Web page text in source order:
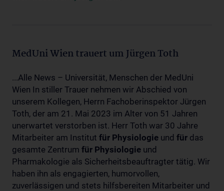
MedUni Wien trauert um Jürgen Toth
...Alle News – Universität, Menschen der MedUni
Wien In stiller Trauer nehmen wir Abschied von
unserem Kollegen, Herrn Fachoberinspektor Jürgen
Toth, der am 21. Mai 2023 im Alter von 51 Jahren
unerwartet verstorben ist. Herr Toth war 30 Jahre
Mitarbeiter am Institut für Physiologie und für das
gesamte Zentrum für Physiologie und
Pharmakologie als Sicherheitsbeauftragter tätig. Wir
haben ihn als engagierten, humorvollen,
zuverlässigen und stets hilfsbereiten Mitarbeiter und